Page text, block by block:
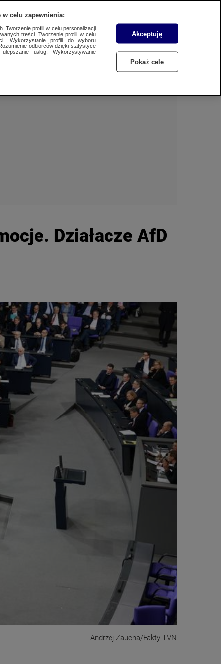
Dzień dobry!
ZALOGUJ SIĘ
Działacze AfD
Andrzej Zaucha/Fakty TVN
w celu zapewnienia:
Tworzenie profili w celu personalizacji
treści. Tworzenie profili w celu
Wykorzystanie profili do wyboru
odbiorców dzięki statystyce
usług. Wykorzystywanie
Akceptuję
Pokaż cele